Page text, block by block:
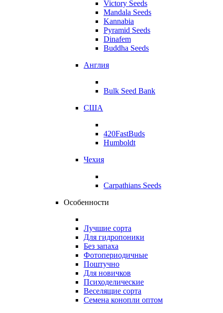
Victory Seeds
Mandala Seeds
Kannabia
Pyramid Seeds
Dinafem
Buddha Seeds
Англия
Bulk Seed Bank
США
420FastBuds
Humboldt
Чехия
Carpathians Seeds
Особенности
Лучшие сорта
Для гидропоники
Без запаха
Фотопериодичные
Поштучно
Для новичков
Психоделические
Веселящие сорта
Семена конопли оптом